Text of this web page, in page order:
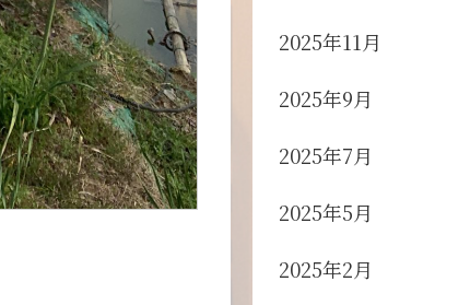
2025年11月
2025年9月
2025年7月
2025年5月
2025年2月